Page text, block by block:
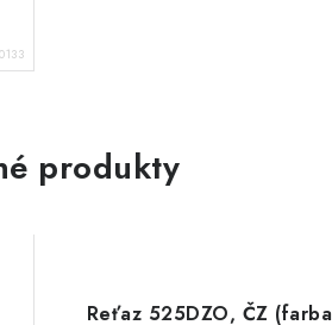
produkty
Reťaz 525DZO, ČZ (farba